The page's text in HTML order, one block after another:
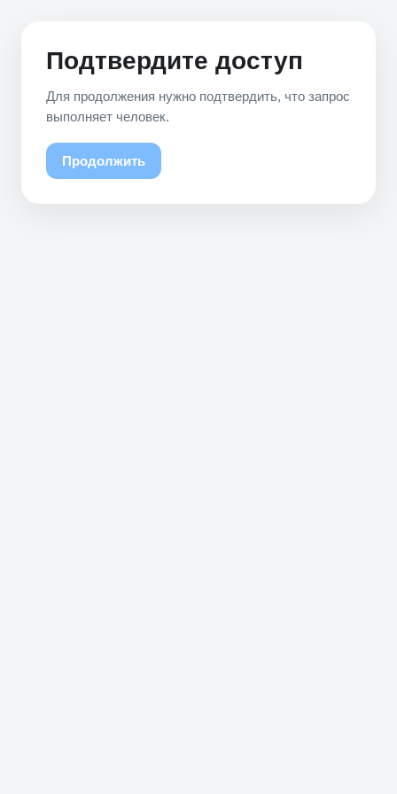
Подтвердите доступ
Для продолжения нужно подтвердить, что запрос
выполняет человек.
Продолжить